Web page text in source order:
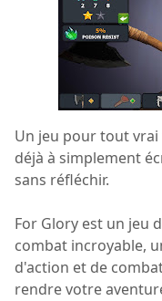
Un jeu pour tout vrai
déjà à simplement
sans réfléchir.
For Glory est un jeu
combat incroyable,
d'action et de
rendre votre